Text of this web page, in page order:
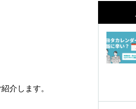
介します。